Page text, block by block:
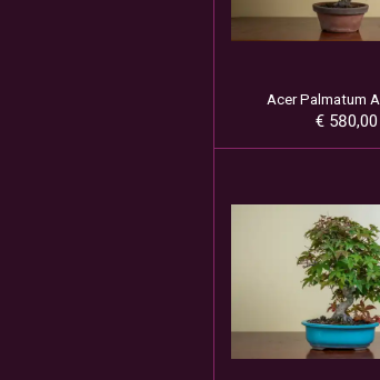
Acer Palmatum
€ 580,00